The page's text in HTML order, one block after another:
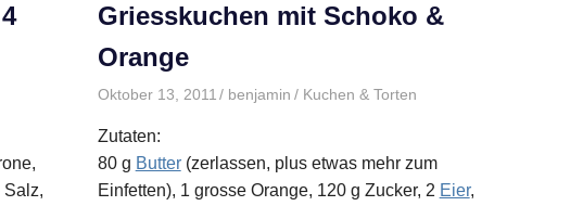
Salz,
Griesskuchen mit Schoko &
Orange
Oktober 13, 2011 benjamin Kuchen & Torten
Zutaten:
80 g Butter(zerlassen, plus etwas mehr zum
Einfetten), 1 grosse Orange, 120 g Zucker, 2 Eier,